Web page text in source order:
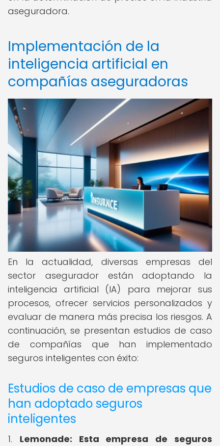
aseguradora.
Implementación de la
inteligencia artificial en
compañías aseguradoras
En la actualidad, diversas empresas del
sector asegurador están adoptando la
inteligencia artificial (IA) para mejorar sus
procesos, ofrecer servicios personalizados y
evaluar de manera más precisa los riesgos. A
continuación, se presentan estudios de caso
de compañías que han implementado
seguros inteligentes con éxito:
Estudios de caso de empresas que
han adoptado seguros
inteligentes
1. Lemonade: Esta empresa de seguros